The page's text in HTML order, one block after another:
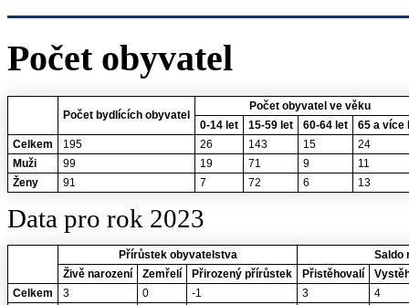
Počet obyvatel
Počet bydlících obyvatel
Počet obyvatel ve věku
0-14 let
15-59 let 60-64 let
65 a více
Celkem
195 26 143 15
24
Muži
99 19 71 9
11
Ženy
91 7 72 6 13
Data pro rok 2023
Přírůstek obyvatelstva
Saldo
Živě narození
Zemřelí Přirozený přírůstek Přistěhovalí
Celkem
3 0 -1 3
4